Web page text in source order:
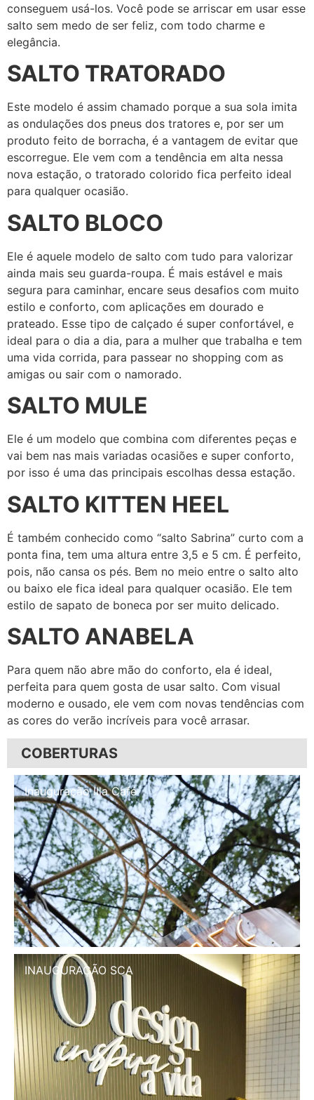
conseguem usá-los. Você pode se arriscar em usar esse
salto sem medo de ser feliz, com todo charme e
elegância.
SALTO TRATORADO
Este modelo é assim chamado porque a sua sola imita
as ondulações dos pneus dos tratores e, por ser um
produto feito de borracha, é a vantagem de evitar que
escorregue. Ele vem com a tendência em alta nessa
nova estação, o tratorado colorido fica perfeito ideal
para qualquer ocasião.
SALTO BLOCO
Ele é aquele modelo de salto com tudo para valorizar
ainda mais seu guarda-roupa. É mais estável e mais
segura para caminhar, encare seus desafios com muito
estilo e conforto, com aplicações em dourado e
prateado. Esse tipo de calçado é super confortável, e
ideal para o dia a dia, para a mulher que trabalha e tem
uma vida corrida, para passear no shopping com as
amigas ou sair com o namorado.
SALTO MULE
Ele é um modelo que combina com diferentes peças e
vai bem nas mais variadas ocasiões e super conforto,
por isso é uma das principais escolhas dessa estação.
SALTO KITTEN HEEL
É também conhecido como “salto Sabrina” curto com a
ponta fina, tem uma altura entre 3,5 e 5 cm. É perfeito,
pois, não cansa os pés. Bem no meio entre o salto alto
ou baixo ele fica ideal para qualquer ocasião. Ele tem
estilo de sapato de boneca por ser muito delicado.
SALTO ANABELA
Para quem não abre mão do conforto, ela é ideal,
perfeita para quem gosta de usar salto. Com visual
moderno e ousado, ele vem com novas tendências com
as cores do verão incríveis para você arrasar.
COBERTURAS
Inauguração Illa Café
INAUGURAÇÃO SCA